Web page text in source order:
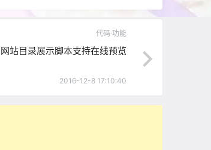
代码·功能
网站目录展示脚本支持在线预览
2016-12-8 17:10:40